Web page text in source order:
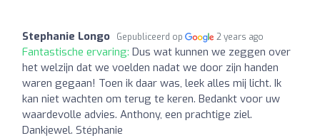
Stephanie Longo Gepubliceerd op 2 years ago
Fantastische ervaring: Dus wat kunnen we zeggen over
het welzijn dat we voelden nadat we door zijn handen
waren gegaan! Toen ik daar was, leek alles mij licht. Ik
kan niet wachten om terug te keren. Bedankt voor uw
waardevolle advies. Anthony, een prachtige ziel.
Dankjewel. Stéphanie